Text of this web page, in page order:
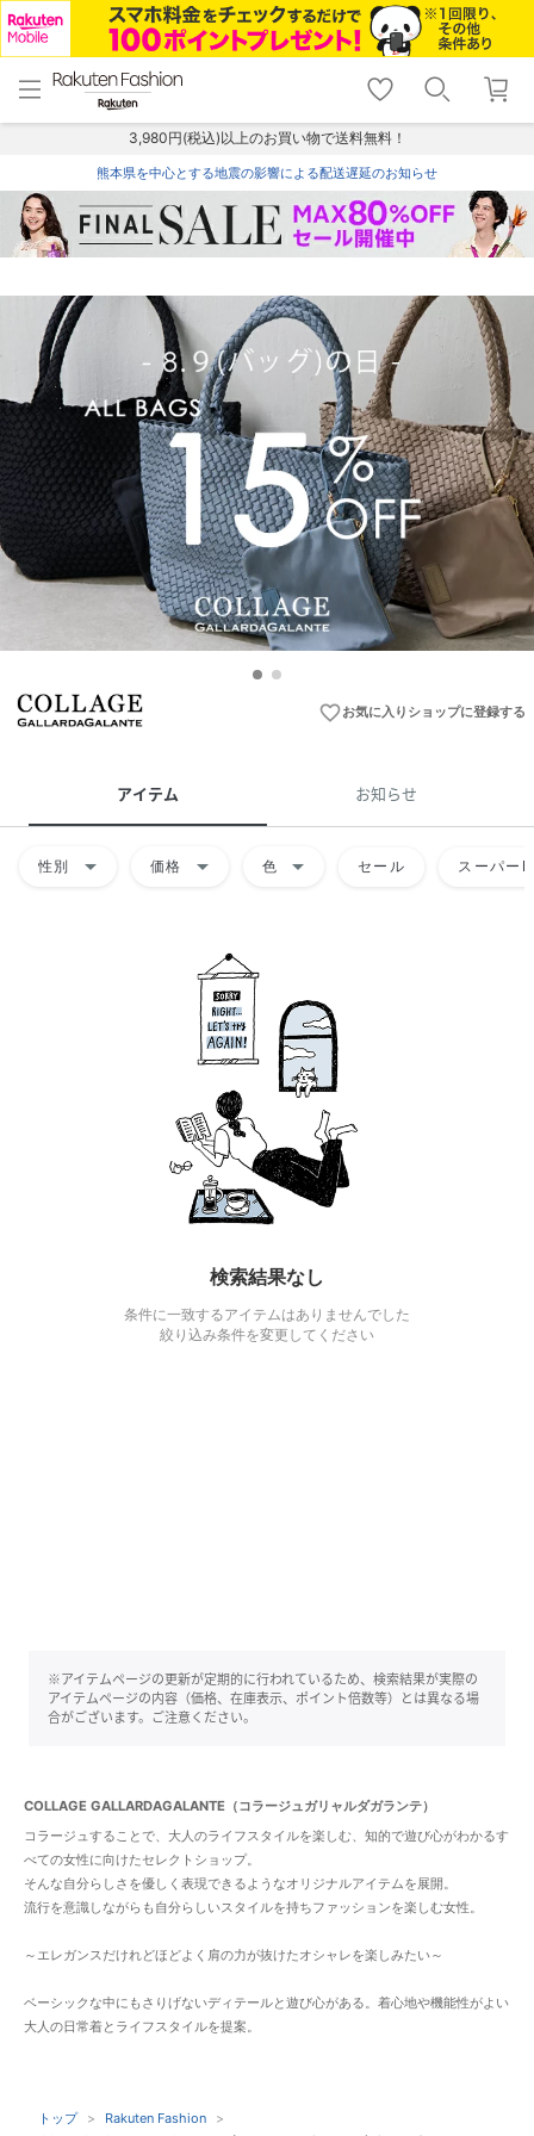
menu home
トップ
shopping_cart lock_outline
ログイン
3,980円(税込)以上のお買い物で送料無料！
熊本県を中心とする地震の影響による配送遅延のお知らせ
favorite_borderお気に入りショップに登録する
アイテム お知らせ
性別 arrow_drop_down 価格 arrow_drop_down 色 arrow_drop_down セール スーパー
検索結果なし
条件に一致するアイテムはありませんでした
絞り込み条件を変更してください
※アイテムページの更新が定期的に行われているため、検索結果が実際の
アイテムページの内容（価格、在庫表示、ポイント倍数等）とは異なる場
合がございます。ご注意ください。
COLLAGE GALLARDAGALANTE（コラージュガリャルダガランテ）
コラージュすることで、大人のライフスタイルを楽しむ、知的で遊び心がわかるす
べての女性に向けたセレクトショップ。
そんな自分らしさを優しく表現できるようなオリジナルアイテムを展開。
流行を意識しながらも自分らしいスタイルを持ちファッションを楽しむ女性。
～エレガンスだけれどほどよく肩の力が抜けたオシャレを楽しみたい～
ベーシックな中にもさりげないディテールと遊び心がある。着心地や機能性がよい
大人の日常着とライフスタイルを提案。
トップ
Rakuten Fashion